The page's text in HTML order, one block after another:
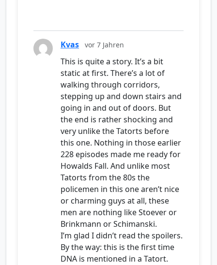
Kvas vor 7 Jahren
This is quite a story. It’s a bit
static at first. There’s a lot of
walking through corridors,
stepping up and down stairs and
going in and out of doors. But
the end is rather shocking and
very unlike the Tatorts before
this one. Nothing in those earlier
228 episodes made me ready for
Howalds Fall. And unlike most
Tatorts from the 80s the
policemen in this one aren’t nice
or charming guys at all, these
men are nothing like Stoever or
Brinkmann or Schimanski.
I’m glad I didn’t read the spoilers.
By the way: this is the first time
DNA is mentioned in a Tatort.